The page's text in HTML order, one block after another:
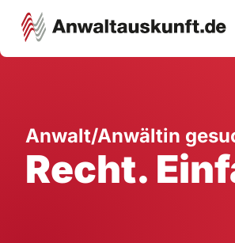
Ausbildung
Anwalt/Anwältin
Recht.